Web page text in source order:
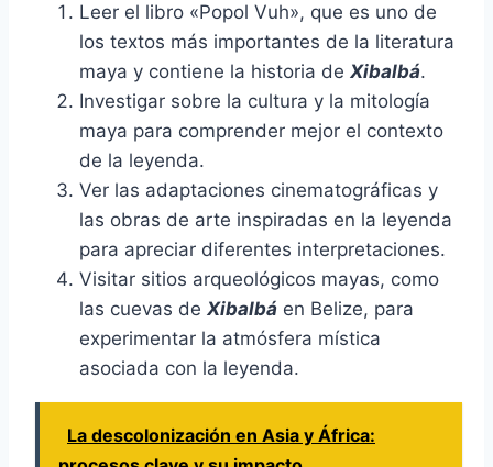
Leer el libro «Popol Vuh», que es uno de
los textos más importantes de la literatura
maya y contiene la historia de Xibalbá.
Investigar sobre la cultura y la mitología
maya para comprender mejor el contexto
de la leyenda.
Ver las adaptaciones cinematográficas y
las obras de arte inspiradas en la leyenda
para apreciar diferentes interpretaciones.
Visitar sitios arqueológicos mayas, como
las cuevas de Xibalbá en Belize, para
experimentar la atmósfera mística
asociada con la leyenda.
La descolonización en Asia y África: